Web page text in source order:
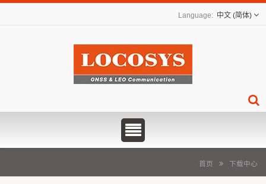
中文 (简体)
首页 下载中心